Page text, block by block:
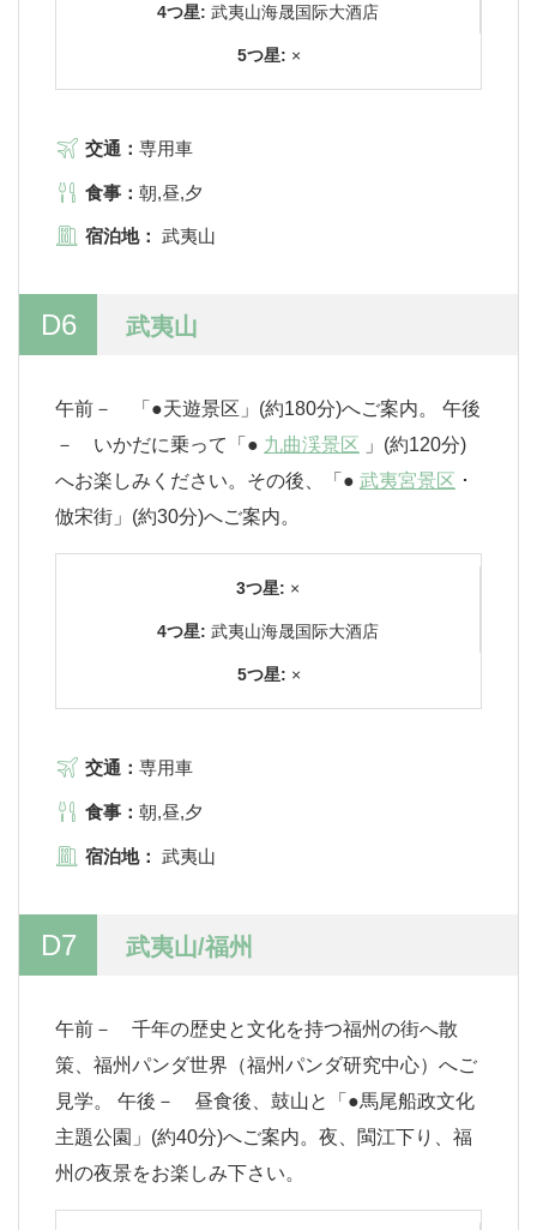
4つ星: 武夷山海晟国际大酒店
5つ星: ×
交通： 専用車
食事： 朝,昼,夕
宿泊地： 武夷山
D6 武夷山
午前－ 「●天遊景区」(約180分)へご案内。 午後
－ いかだに乗って「● 九曲渓景区 」(約120分)
へお楽しみください。その後、「● 武夷宮景区 ･
倣宋街」(約30分)へご案内。
3つ星: ×
4つ星: 武夷山海晟国际大酒店
5つ星: ×
交通： 専用車
食事： 朝,昼,夕
宿泊地： 武夷山
D7 武夷山/福州
午前－ 千年の歴史と文化を持つ福州の街へ散
策、福州パンダ世界（福州パンダ研究中心）へご
見学。 午後－ 昼食後、鼓山と「●馬尾船政文化
主題公園」(約40分)へご案内。夜、閩江下り、福
州の夜景をお楽しみ下さい。